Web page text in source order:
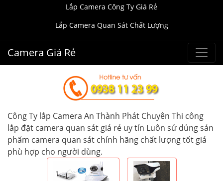
Lắp Camera Công Ty Giá Rẻ
Lắp Camera Quan Sát Chất Lượng
Camera Giá Rẻ
Công Ty lắp Camera An Thành Phát Chuyên Thi công
lắp đặt camera quan sát giá rẻ uy tín Luôn sử dủng sản
phẩm camera quan sát chính hãng chất lượng tốt giá
phù hợp cho người dùng.